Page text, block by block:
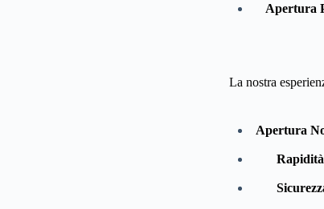
Apertura
La nostra
Apertura